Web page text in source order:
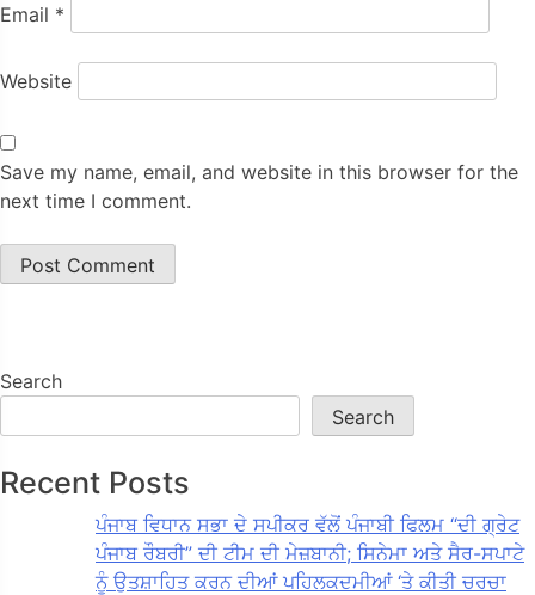
Email *
Website
Save my name, email, and website in this browser for the
next time I comment.
Search
Search
Recent Posts
ਪੰਜਾਬ ਵਿਧਾਨ ਸਭਾ ਦੇ ਸਪੀਕਰ ਵੱਲੋਂ ਪੰਜਾਬੀ ਫਿਲਮ “ਦੀ ਗ੍ਰੇਟ
ਪੰਜਾਬ ਰੌਬਰੀ” ਦੀ ਟੀਮ ਦੀ ਮੇਜ਼ਬਾਨੀ; ਸਿਨੇਮਾ ਅਤੇ ਸੈਰ-ਸਪਾਟੇ
ਨੂੰ ਉਤਸ਼ਾਹਿਤ ਕਰਨ ਦੀਆਂ ਪਹਿਲਕਦਮੀਆਂ ‘ਤੇ ਕੀਤੀ ਚਰਚਾ